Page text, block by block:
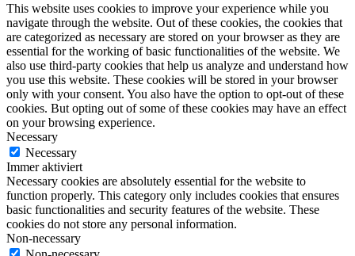
This website uses cookies to improve your experience while you
navigate through the website. Out of these cookies, the cookies that
are categorized as necessary are stored on your browser as they are
essential for the working of basic functionalities of the website. We
also use third-party cookies that help us analyze and understand how
you use this website. These cookies will be stored in your browser
only with your consent. You also have the option to opt-out of these
cookies. But opting out of some of these cookies may have an effect
on your browsing experience.
Necessary
Necessary
Immer aktiviert
Necessary cookies are absolutely essential for the website to
function properly. This category only includes cookies that ensures
basic functionalities and security features of the website. These
cookies do not store any personal information.
Non-necessary